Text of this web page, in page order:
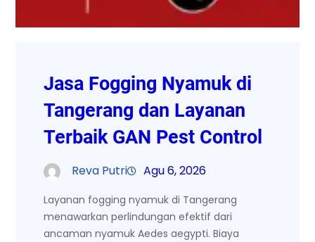
Jasa Fogging Nyamuk di
Tangerang dan Layanan
Terbaik GAN Pest Control
Reva Putri Agu 6, 2026
Layanan fogging nyamuk di Tangerang
menawarkan perlindungan efektif dari
ancaman nyamuk Aedes aegypti. Biaya